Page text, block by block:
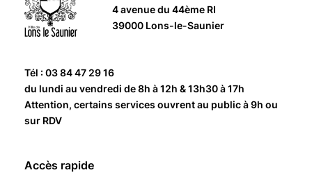
4 avenue du 44ème RI
39000 Lons-le-Saunier
Tél : 03 84 47 29 16
du lundi au vendredi de 8h à 12h & 13h30 à 17h
Attention, certains services ouvrent au public à 9h ou
sur RDV
Accès rapide